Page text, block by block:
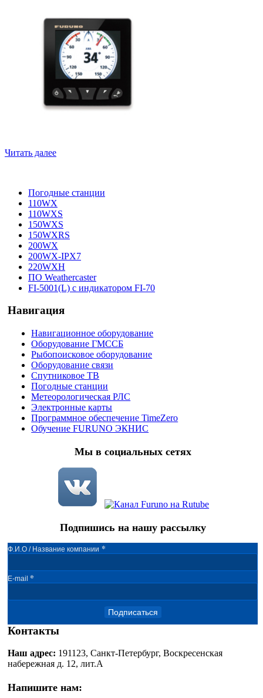
Читать далее
Погодные станции
110WX
110WXS
150WXS
150WXRS
200WX
200WX-IPX7
220WXH
ПО Weathercaster
FI-5001(L) c индикатором FI-70
Навигация
Навигационное оборудование
Оборудование ГМССБ
Рыбопоисковое оборудование
Оборудование связи
Спутниковое ТВ
Погодные станции
Метеорологическая РЛС
Электронные карты
Программное обеспечение TimeZero
Обучение FURUNO ЭКНИС
Мы в социальных сетях
Подпишись на нашу рассылку
Ф.И.О / Название компании *
E-mail *
Подписаться
Контакты
Наш адрес: 191123, Санкт-Петербург, Воскресенская
набережная д. 12, лит.А
Напишите нам: